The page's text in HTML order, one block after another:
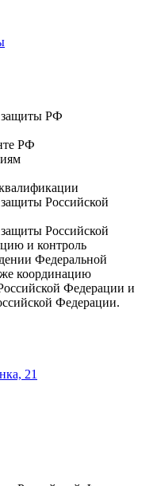
защиты РФ
РФ
Российской
Российской
и контроль
Федеральной
координацию
Федерации и
Федерации.
21